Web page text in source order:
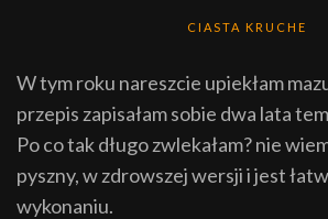
CIASTA KRUCHE
W tym roku nareszcie upiekłam
przepis zapisałam sobie dwa lata
Po co tak długo zwlekałam? nie
pyszny, w zdrowszej wersji i jest
wykonaniu.